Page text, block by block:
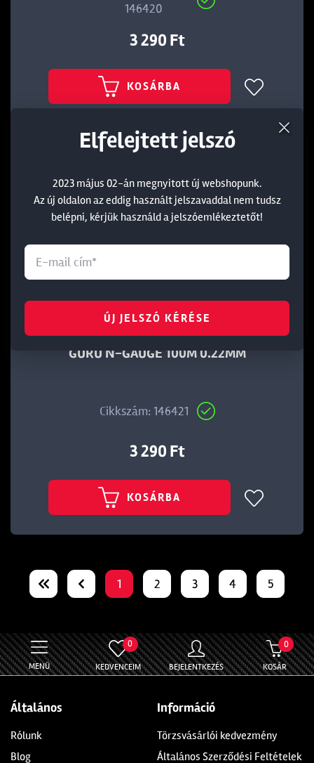
146420
3 290 Ft
KOSÁRBA
GURU N-GAUGE 100M 0.22MM
Cikkszám: 146421
3 290 Ft
KOSÁRBA
1 2 3 4 5
MENÜ
0
KEDVENCEIM BEJELENTKEZÉS
0
KOSÁR
Általános
Rólunk
Blog
Információ
Törzsvásárlói kedvezmény
Általános Szerződési Feltételek
Elfelejtett jelszó
2023 május 02-án megnyitott új webshopunk.
Az új oldalon az eddig használt jelszavaddal nem tudsz
belépni, kérjük használd a jelszóemlékeztetőt!
ÚJ JELSZÓ KÉRÉSE